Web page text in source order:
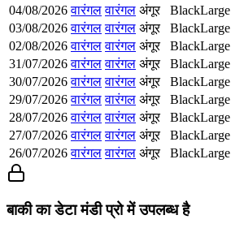
04/08/2026 वारंगल वारंगल अंगूर BlackLarge
03/08/2026 वारंगल वारंगल अंगूर BlackLarge
02/08/2026 वारंगल वारंगल अंगूर BlackLarge
31/07/2026 वारंगल वारंगल अंगूर BlackLarge
30/07/2026 वारंगल वारंगल अंगूर BlackLarge
29/07/2026 वारंगल वारंगल अंगूर BlackLarge
28/07/2026 वारंगल वारंगल अंगूर BlackLarge
27/07/2026 वारंगल वारंगल अंगूर BlackLarge
26/07/2026 वारंगल वारंगल अंगूर BlackLarge
बाकी का डेटा मंडी प्रो में उपलब्ध है